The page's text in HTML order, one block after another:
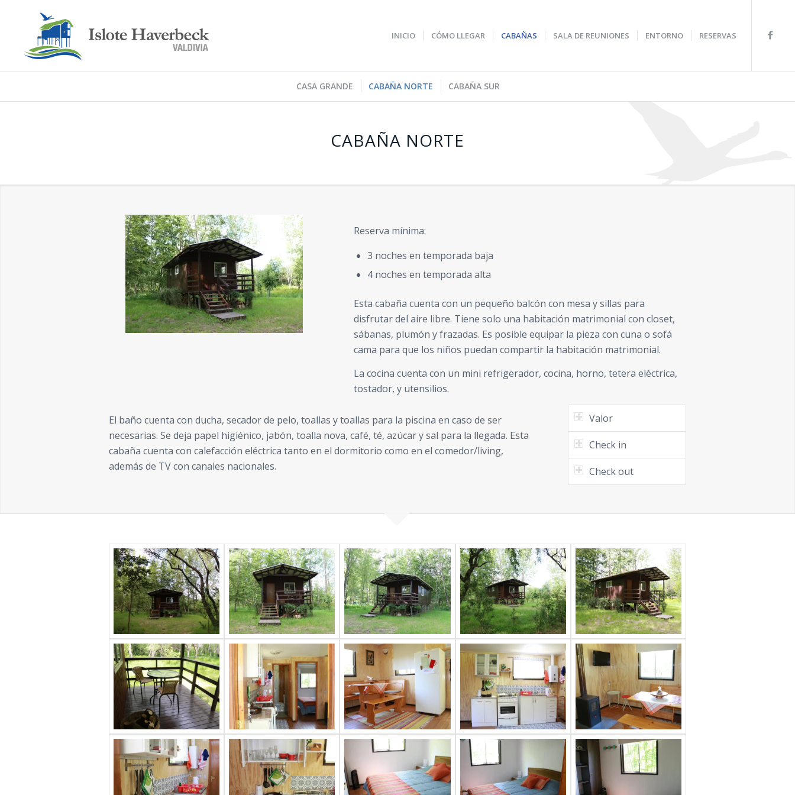
INICIO CÓMO LLEGAR CABAÑAS SALA DE REUNIONES ENTORNO RESERVAS
CASA GRANDE CABAÑA NORTE CABAÑA SUR
CABAÑA NORTE
Reserva mínima:
3 noches en temporada baja
4 noches en temporada alta
Esta cabaña cuenta con un pequeño balcón con mesa y sillas para
disfrutar del aire libre. Tiene solo una habitación matrimonial con closet,
sábanas, plumón y frazadas. Es posible equipar la pieza con cuna o sofá
cama para que los niños puedan compartir la habitación matrimonial.
La cocina cuenta con un mini refrigerador, cocina, horno, tetera eléctrica,
tostador, y utensilios.
El baño cuenta con ducha, secador de pelo, toallas y toallas para la piscina en caso de ser
necesarias. Se deja papel higiénico, jabón, toalla nova, café, té, azúcar y sal para la llegada. Esta
cabaña cuenta con calefacción eléctrica tanto en el dormitorio como en el comedor/living,
además de TV con canales nacionales.
Valor
Check in
Check out